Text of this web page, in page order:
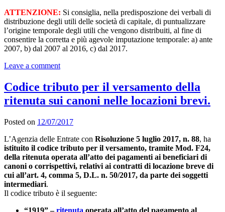
ATTENZIONE: Si consiglia, nella predisposzione dei verbali di
distribuzione degli utili delle società di capitale, di puntualizzare
l’origine temporale degli utili che vengono distribuiti, al fine di
consentire la corretta e più agevole imputazione temporale: a) ante
2007, b) dal 2007 al 2016, c) dal 2017.
Leave a comment
Codice tributo per il versamento della
ritenuta sui canoni nelle locazioni brevi.
Posted on 12/07/2017
L’Agenzia delle Entrate con Risoluzione 5 luglio 2017, n. 88, ha
istituito il codice tributo per il versamento, tramite Mod. F24,
della ritenuta operata all’atto dei pagamenti ai beneficiari di
canoni o corrispettivi, relativi ai contratti di locazione breve di
cui all’art. 4, comma 5, D.L. n. 50/2017, da parte dei soggetti
intermediari.
Il codice tributo è il seguente:
“1919” –ritenuta operata all’atto del pagamento al